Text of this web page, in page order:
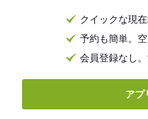
クイックな現
予約も簡単。
会員登録なし
アプ